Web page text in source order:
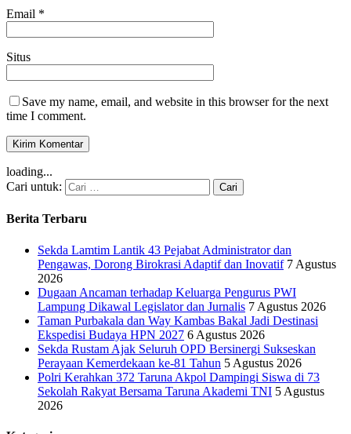
Email *
Situs
Save my name, email, and website in this browser for the next
time I comment.
loading...
Cari untuk:
Berita Terbaru
Sekda Lamtim Lantik 43 Pejabat Administrator dan
Pengawas, Dorong Birokrasi Adaptif dan Inovatif 7 Agustus
2026
Dugaan Ancaman terhadap Keluarga Pengurus PWI
Lampung Dikawal Legislator dan Jurnalis 7 Agustus 2026
Taman Purbakala dan Way Kambas Bakal Jadi Destinasi
Ekspedisi Budaya HPN 2027 6 Agustus 2026
Sekda Rustam Ajak Seluruh OPD Bersinergi Sukseskan
Perayaan Kemerdekaan ke-81 Tahun 5 Agustus 2026
Polri Kerahkan 372 Taruna Akpol Dampingi Siswa di 73
Sekolah Rakyat Bersama Taruna Akademi TNI 5 Agustus
2026